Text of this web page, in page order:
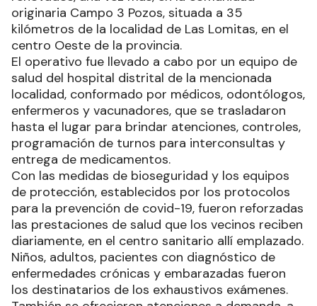
originaria Campo 3 Pozos, situada a 35
kilómetros de la localidad de Las Lomitas, en el
centro Oeste de la provincia.
El operativo fue llevado a cabo por un equipo de
salud del hospital distrital de la mencionada
localidad, conformado por médicos, odontólogos,
enfermeros y vacunadores, que se trasladaron
hasta el lugar para brindar atenciones, controles,
programación de turnos para interconsultas y
entrega de medicamentos.
Con las medidas de bioseguridad y los equipos
de protección, establecidos por los protocolos
para la prevención de covid-19, fueron reforzadas
las prestaciones de salud que los vecinos reciben
diariamente, en el centro sanitario allí emplazado.
Niños, adultos, pacientes con diagnóstico de
enfermedades crónicas y embarazadas fueron
los destinatarios de los exhaustivos exámenes.